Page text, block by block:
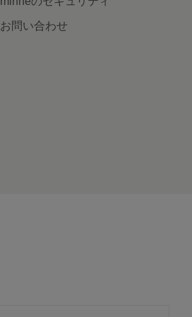
お問い合わせ